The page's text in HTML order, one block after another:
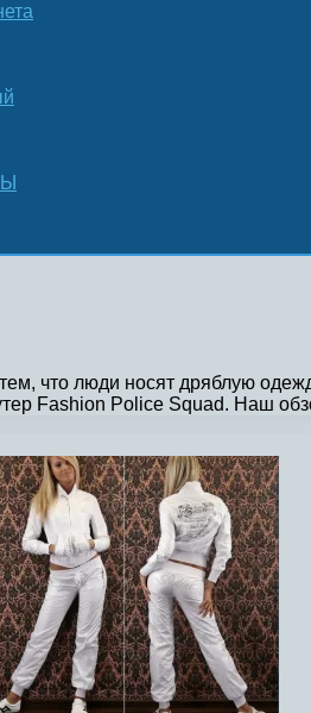
что люди носят дряблую
Fashion Police Squad. Наш